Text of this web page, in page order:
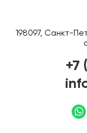
198097, Санкт-
+7